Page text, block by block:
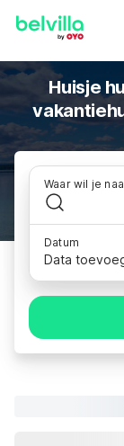
Huisje
Waar wil je
Datum
Data